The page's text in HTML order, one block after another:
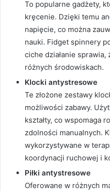
To popularne gadżety,
kręcenie. Dzięki temu
napięcie, co można
nauki. Fidget spinnery
ciche działanie
różnych środowiskach.
Klocki antystresowe
Te złożone zestawy
możliwości zabawy.
kształty, co wspomaga
zdolności manualnych.
wykorzystywane w
koordynacji ruchowej i
Piłki antystresowe
Oferowane w różnych